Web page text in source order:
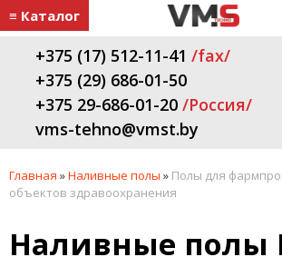
≡ Каталог
+375 (17) 512-11-41 /fax/
+375 (29) 686-01-50
+375 29-686-01-20 /Россия/
vms-tehno@vmst.by
Главная »Наливные полы » Полы для
объектов здравоохранения
Наливные полы